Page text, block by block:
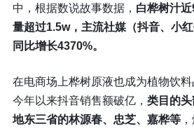
中，根据数说故事数据， 白桦树汁
量超过1.5w，主流社媒（抖音、小
同比增长4370%。
在电商场上桦树原液也成为植物饮料
今年以来抖音销售额破亿， 类目的
地东三省的林源春、忠芝、嘉桦等，